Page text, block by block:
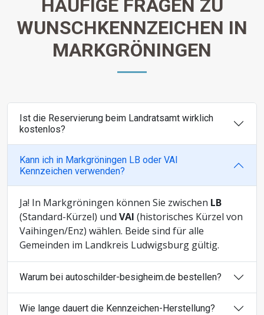
HÄUFIGE FRAGEN ZU
WUNSCHKENNZEICHEN IN
MARKGRÖNINGEN
Ist die Reservierung beim Landratsamt wirklich
kostenlos?
Kann ich in Markgröningen LB oder VAI
Kennzeichen verwenden?
Ja! In Markgröningen können Sie zwischen LB
(Standard-Kürzel) und VAI (historisches Kürzel von
Vaihingen/Enz) wählen. Beide sind für alle
Gemeinden im Landkreis Ludwigsburg gültig.
Warum bei autoschilder-besigheim.de bestellen?
Wie lange dauert die Kennzeichen-Herstellung?